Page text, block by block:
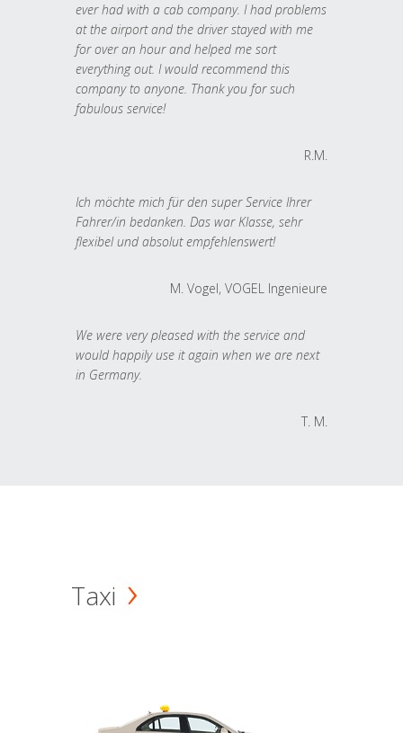
ever had with a cab company. I had problems
at the airport and the driver stayed with me
for over an hour and helped me sort
everything out. I would recommend this
company to anyone. Thank you for such
fabulous service!
R.M.
Ich möchte mich für den super Service Ihrer
Fahrer/in bedanken. Das war Klasse, sehr
flexibel und absolut empfehlenswert!
M. Vogel, VOGEL Ingenieure
We were very pleased with the service and
would happily use it again when we are next
in Germany.
T. M.
Taxi